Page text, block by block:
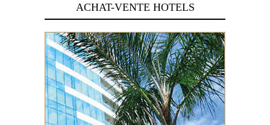
ACHAT-VENTE HOTELS